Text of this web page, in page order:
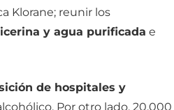
Klorane; reunir los
y agua purificada e
de hospitales y
Por otro lado, 20.000